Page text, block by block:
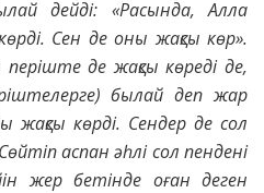
дейді: «Расында, Алла
Сен де оны жақсы көр».
періште де жақсы көреді де,
былай деп жар
жақсы көрді. Сендер де сол
аспан әһлі сол пендені
жер бетінде оған деген